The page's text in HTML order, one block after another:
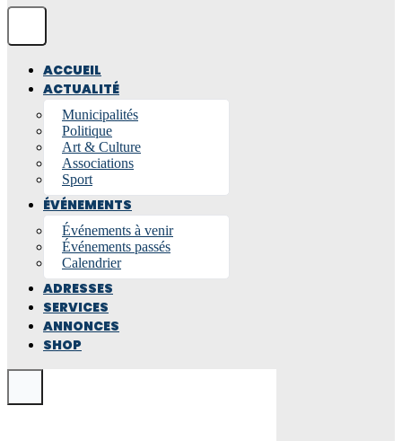
ACCUEIL
ACTUALITÉ
Municipalités
Politique
Art & Culture
Associations
Sport
ÉVÉNEMENTS
Événements à venir
Événements passés
Calendrier
ADRESSES
SERVICES
ANNONCES
SHOP